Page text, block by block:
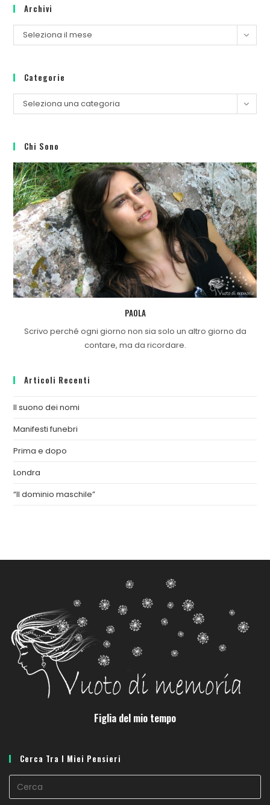
Archivi
Seleziona il mese
Categorie
Seleziona una categoria
Chi Sono
PAOLA
Scrivo perché ogni giorno non sia solo un altro giorno da
contare, ma da ricordare.
Articoli Recenti
Il suono dei nomi
Manifesti funebri
Prima e dopo
Londra
“Il dominio maschile”
Figlia del mio tempo
Cerca Tra I Miei Pensieri